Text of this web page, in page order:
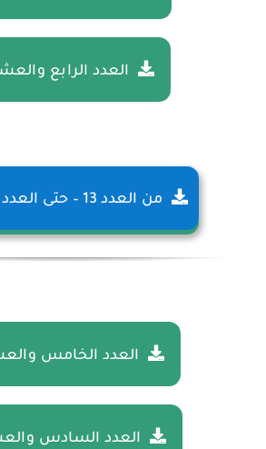
العدد الرابع
من العدد 13 – حتى العدد 24 (PDF)
العدد الخامس
العدد السادس